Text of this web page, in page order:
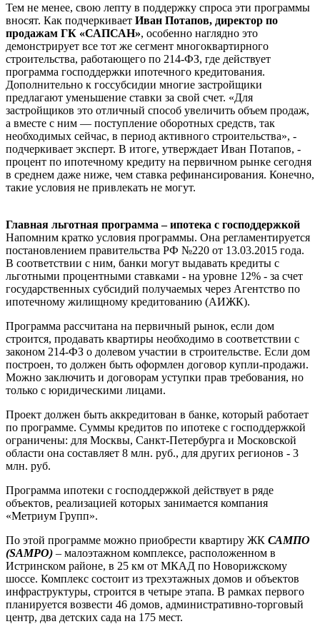
Тем не менее, свою лепту в поддержку спроса эти программы
вносят. Как подчеркивает Иван Потапов, директор по
продажам ГК «САПСАН», особенно наглядно это
демонстрирует все тот же сегмент многоквартирного
строительства, работающего по 214-ФЗ, где действует
программа господдержки ипотечного кредитования.
Дополнительно к госсубсидии многие застройщики
предлагают уменьшение ставки за свой счет. «Для
застройщиков это отличный способ увеличить объем продаж,
а вместе с ним — поступление оборотных средств, так
необходимых сейчас, в период активного строительства», -
подчеркивает эксперт. В итоге, утверждает Иван Потапов, -
процент по ипотечному кредиту на первичном рынке сегодня
в среднем даже ниже, чем ставка рефинансирования. Конечно,
такие условия не привлекать не могут.
Главная льготная программа – ипотека с господдержкой
Напомним кратко условия программы. Она регламентируется
постановлением правительства РФ №220 от 13.03.2015 года.
В соответствии с ним, банки могут выдавать кредиты с
льготными процентными ставками - на уровне 12% - за счет
государственных субсидий получаемых через Агентство по
ипотечному жилищному кредитованию (АИЖК).
Программа рассчитана на первичный рынок, если дом
строится, продавать квартиры необходимо в соответствии с
законом 214-ФЗ о долевом участии в строительстве. Если дом
построен, то должен быть оформлен договор купли-продажи.
Можно заключить и договорам уступки прав требования, но
только с юридическими лицами.
Проект должен быть аккредитован в банке, который работает
по программе. Суммы кредитов по ипотеке с господдержкой
ограничены: для Москвы, Санкт-Петербурга и Московской
области она составляет 8 млн. руб., для других регионов - 3
млн. руб.
Программа ипотеки с господдержкой действует в ряде
объектов, реализацией которых занимается компания
«Метриум Групп».
По этой программе можно приобрести квартиру ЖК САМПО
(SAMPO) – малоэтажном комплексе, расположенном в
Истринском районе, в 25 км от МКАД по Новорижскому
шоссе. Комплекс состоит из трехэтажных домов и объектов
инфраструктуры, строится в четыре этапа. В рамках первого
планируется возвести 46 домов, административно-торговый
центр, два детских сада на 175 мест.